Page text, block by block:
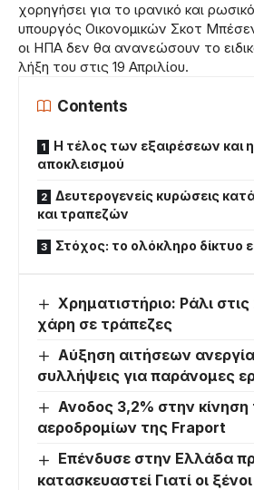
χορηγήσει για το ιρανικό και
υπουργός Οικονομικών Σκοτ
οι ΗΠΑ δεν θα ανανεώσουν το
λήξη του στις 19 Απριλίου.
Contents
Η τέλος των εξαιρέσεων και
αποκλεισμού
Δευτερογενείς κυρώσεις
και τραπεζών
Στόχος: το ολόκληρο δίκτυο
Χρηματιστήριο: Ράλι
χάρη σε τράπεζες
Αύξηση αιτήσεων
συλλήψεις για παράνομες
Ανοδος 3,2% στην
αεροδρομίων της Fraport
Επένδυσε στην Ελλάδα
κατασκευαστεί Γιατί οι